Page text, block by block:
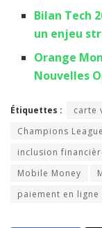
Bilan Tech
un enjeu
Orange
Nouvelles
Étiquettes : carte
Champions
inclusion
Mobile Money
paiement en ligne